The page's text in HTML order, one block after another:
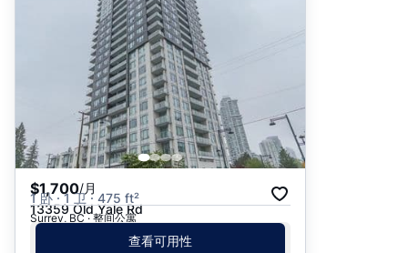
$1,700/月
1 卧 · 1 卫 · 475 ft²
13359 Old Yale Rd
Surrey, BC · 整间公寓
查看可用性